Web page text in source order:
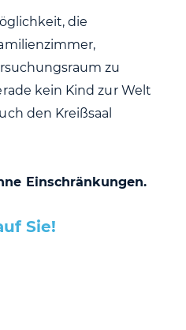
die
zu
kein Kind zur Welt
den Kreißsaal
Einschränkungen.
Sie!